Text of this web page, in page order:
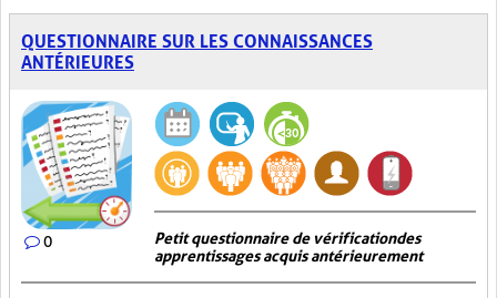
QUESTIONNAIRE SUR LES CONNAISSANCES
ANTÉRIEURES
0
Petit questionnaire de vérification des
apprentissages acquis antérieurement